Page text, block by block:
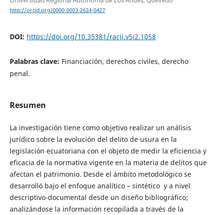
http://orcid.org/0000-0003-2624-0427
DOI: https://doi.org/10.35381/racji.v5i2.1058
Palabras clave: Financiación, derechos civiles, derecho
penal.
Resumen
La investigación tiene como objetivo realizar un análisis
jurídico sobre la evolución del delito de usura en la
legislación ecuatoriana con el objeto de medir la eficiencia y
eficacia de la normativa vigente en la materia de delitos que
afectan el patrimonio. Desde el ámbito metodológico se
desarrolló bajo el enfoque analítico – sintético y a nivel
descriptivo-documental desde un diseño bibliográfico;
analizándose la información recopilada a través de la